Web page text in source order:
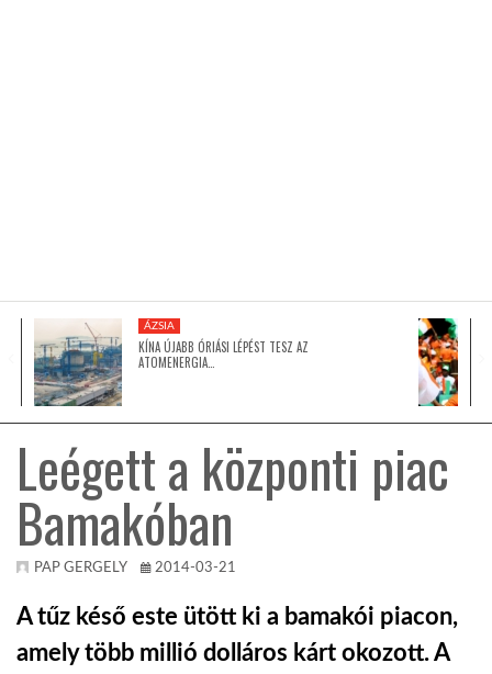
GLOBOTV BP
HÍR3D
TROPICALMAGAZIN
GLOBOTV
ÁZSIA
KÍNA ÚJABB ÓRIÁSI LÉPÉST TESZ AZ
ATOMENERGIA…
Leégett a központi piac
Bamakóban
PAP GERGELY 2014-03-21
A tűz késő este ütött ki a bamakói piacon,
amely több millió dolláros kárt okozott. A